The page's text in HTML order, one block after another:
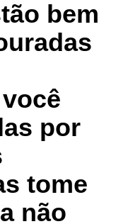
bem
por
tome
não